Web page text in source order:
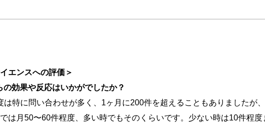
エンスへの評価＞
効果や反応はいかがでしたか？
は特に問い合わせが多く、1ヶ月に200件を超えることもありましたが
は月50〜60件程度、多い時でもそのくらいです。少ない時は10件程度